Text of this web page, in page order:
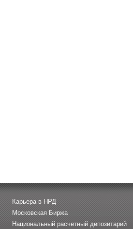
Карьера в НРД
Московская Биржа
Национальный расчетный депозитарий